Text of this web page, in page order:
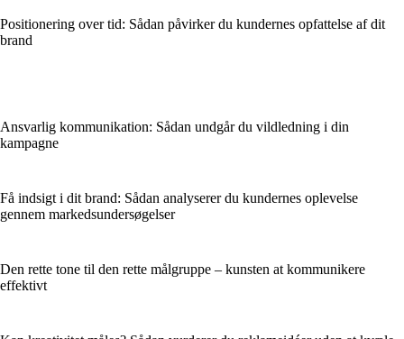
Positionering over tid: Sådan påvirker du kundernes opfattelse af dit
brand
Ansvarlig kommunikation: Sådan undgår du vildledning i din
kampagne
Få indsigt i dit brand: Sådan analyserer du kundernes oplevelse
gennem markedsundersøgelser
Den rette tone til den rette målgruppe – kunsten at kommunikere
effektivt